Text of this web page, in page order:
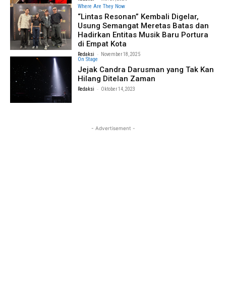
Where Are They Now
“Lintas Resonan” Kembali Digelar,
Usung Semangat Meretas Batas dan
Hadirkan Entitas Musik Baru Portura
di Empat Kota
Redaksi - November 18, 2025
On Stage
Jejak Candra Darusman yang Tak Kan
Hilang Ditelan Zaman
Redaksi - Oktober 14, 2023
- Advertisement -